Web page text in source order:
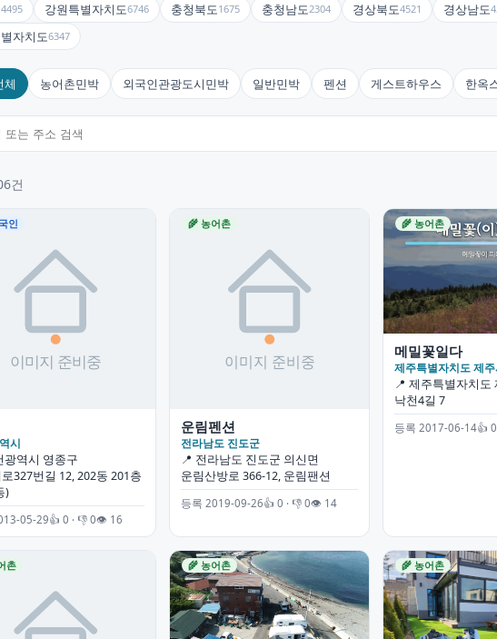
4495 강원특별자치도6746 충청북도1675 충청남도2304 경상북도4521 경상남도
자치도6347
체 농어촌민박 외국인관광도시민박 일반민박 펜션 게스트하우스 한옥
건
인
시
광역시 영종구
327번길 12, 202동 201층
)
05-29👍 0 · 👎 0👁 16
🌾 농어촌
운림펜션
전라남도 진도군
📍 전라남도 진도군 의신면
운림산방로 366-12, 운림팬션
등록 2019-09-26👍 0 · 👎 0👁 14
🌾 농어촌
메밀꽃일다
제주특별자치도 제주
📍 제주특별자치도
낙천4길 7
등록 2017-06-14👍
촌 🌾 농어촌 🌾 농어촌